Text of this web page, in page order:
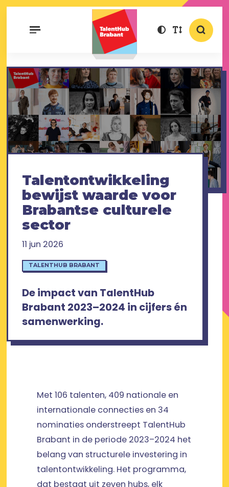
Talentontwikkeling
bewijst waarde voor
Brabantse culturele
sector
11 jun 2026
TALENTHUB BRABANT
De impact van TalentHub
Brabant 2023–2024 in cijfers én
samenwerking.
Met 106 talenten, 409 nationale en
internationale connecties en 34
nominaties onderstreept TalentHub
Brabant in de periode 2023–2024 het
belang van structurele investering in
talentontwikkeling. Het programma,
dat bestaat uit zeven hubs, elk